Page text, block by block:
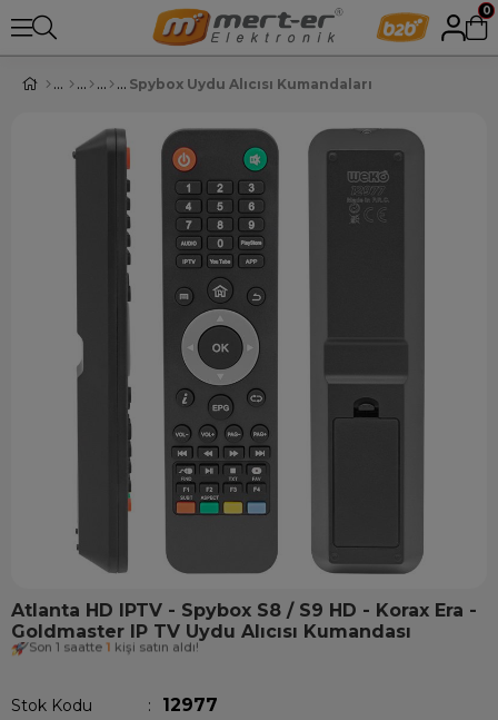
0
Spybox Uydu Alıcısı Kumandaları
Atlanta HD IPTV - Spybox S8 / S9 HD - Korax Era -
Goldmaster IP TV Uydu Alıcısı Kumandası
Son 1 saatte 1 kişi satın aldı!
Stok Kodu 12977